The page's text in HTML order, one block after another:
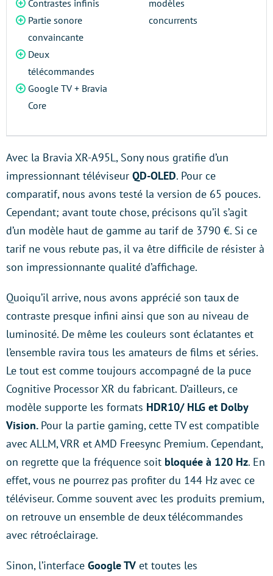
Contrastes infinis
Partie sonore
convaincante
Deux
télécommandes
Google TV + Bravia
Core
modèles
concurrents
Avec la Bravia XR-A95L, Sony nous gratifie d’un
impressionnant téléviseur QD-OLED. Pour ce
comparatif, nous avons testé la version de 65 pouces.
Cependant; avant toute chose, précisons qu’il s’agit
d’un modèle haut de gamme au tarif de 3790 €. Si ce
tarif ne vous rebute pas, il va être difficile de résister à
son impressionnante qualité d’affichage.
Quoiqu’il arrive, nous avons apprécié son taux de
contraste presque infini ainsi que son au niveau de
luminosité. De même les couleurs sont éclatantes et
l’ensemble ravira tous les amateurs de films et séries.
Le tout est comme toujours accompagné de la puce
Cognitive Processor XR du fabricant. D’ailleurs, ce
modèle supporte les formats HDR10/ HLG et Dolby
Vision. Pour la partie gaming, cette TV est compatible
avec ALLM, VRR et AMD Freesync Premium. Cependant,
on regrette que la fréquence soit bloquée à 120 Hz. En
effet, vous ne pourrez pas profiter du 144 Hz avec ce
téléviseur. Comme souvent avec les produits premium,
on retrouve un ensemble de deux télécommandes
avec rétroéclairage.
Sinon, l’interface Google TV et toutes les